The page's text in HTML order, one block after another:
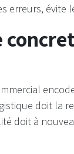
erreurs, évite
doit la
doit à